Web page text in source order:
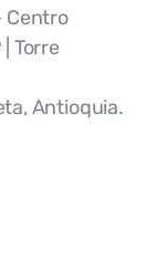
Centro
Torre
Antioquia.